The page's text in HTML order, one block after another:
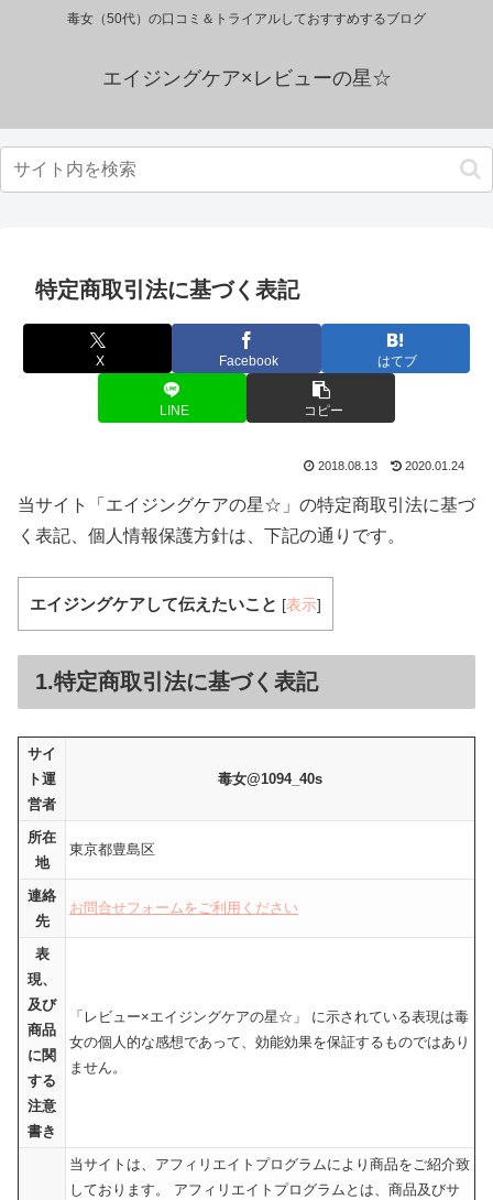
毒女（50代）の口コミ＆トライアルしておすすめするブログ
エイジングケア×レビューの星☆
特定商取引法に基づく表記
X Facebook はてブ
LINE コピー
2018.08.13 2020.01.24
当サイト「エイジングケアの星☆」の特定商取引法に基づ
く表記、個人情報保護方針は、下記の通りです。
エイジングケアして伝えたいこと [表示]
1.特定商取引法に基づく表記
サイ
ト運
営者
毒女@1094_40s
所在
地
東京都豊島区
連絡
先
お問合せフォームをご利用ください
表
現、
及び
商品
に関
する
注意
書き
「レビュー×エイジングケアの星☆」 に示されている表現は毒
女の個人的な感想であって、効能効果を保証するものではあり
ません。
当サイトは、アフィリエイトプログラムにより商品をご紹介致
しております。 アフィリエイトプログラムとは、商品及びサ